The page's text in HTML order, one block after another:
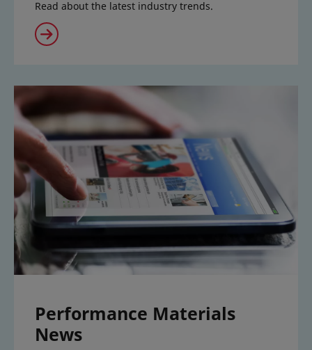
Read about the latest industry trends.
Performance Materials
News